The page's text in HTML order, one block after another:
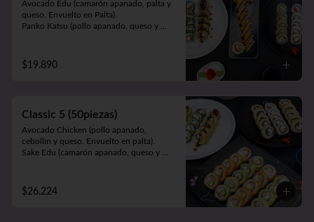
Avocado Edu (camarón apanado, palta y
queso. Envuelto en Palta).
Panko Katsu (pollo apanado, queso y
queso y cebollín. Frito en panko).
California Sake (salmón, queso y palta.
$19.890
Classic 5 (50piezas)
Avocado Chicken (pollo apanado,
cebollín y queso. Envuelto en palta).
Sake Edu (camarón apanado, queso y
Envuelto en ciboulette, sésamo, masago,
palta o queso).
$26.224